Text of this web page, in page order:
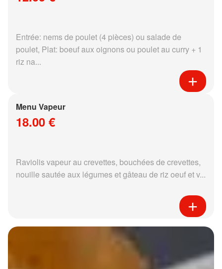
Entrée: nems de poulet (4 pièces) ou salade de
poulet, Plat: boeuf aux oignons ou poulet au curry + 1
riz na...
Menu Vapeur
18.00 €
Raviolis vapeur au crevettes, bouchées de crevettes,
nouille sautée aux légumes et gâteau de riz oeuf et v...